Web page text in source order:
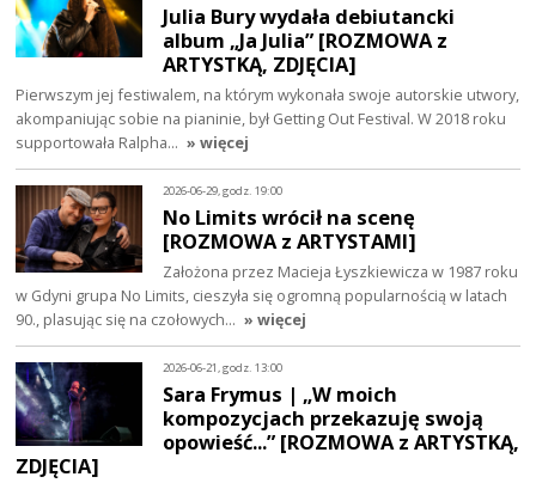
Julia Bury wydała debiutancki
album „Ja Julia” [ROZMOWA z
ARTYSTKĄ, ZDJĘCIA]
Pierwszym jej festiwalem, na którym wykonała swoje autorskie utwory,
akompaniując sobie na pianinie, był Getting Out Festival. W 2018 roku
supportowała Ralpha… » więcej
2026-06-29, godz. 19:00
No Limits wrócił na scenę
[ROZMOWA z ARTYSTAMI]
Założona przez Macieja Łyszkiewicza w 1987 roku
w Gdyni grupa No Limits, cieszyła się ogromną popularnością w latach
90., plasując się na czołowych… » więcej
2026-06-21, godz. 13:00
Sara Frymus | „W moich
kompozycjach przekazuję swoją
opowieść...” [ROZMOWA z ARTYSTKĄ,
ZDJĘCIA]